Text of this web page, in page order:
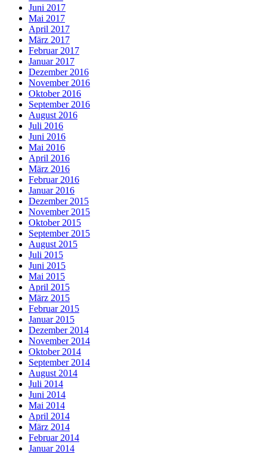
Juni 2017
Mai 2017
April 2017
März 2017
Februar 2017
Januar 2017
Dezember 2016
November 2016
Oktober 2016
September 2016
August 2016
Juli 2016
Juni 2016
Mai 2016
April 2016
März 2016
Februar 2016
Januar 2016
Dezember 2015
November 2015
Oktober 2015
September 2015
August 2015
Juli 2015
Juni 2015
Mai 2015
April 2015
März 2015
Februar 2015
Januar 2015
Dezember 2014
November 2014
Oktober 2014
September 2014
August 2014
Juli 2014
Juni 2014
Mai 2014
April 2014
März 2014
Februar 2014
Januar 2014